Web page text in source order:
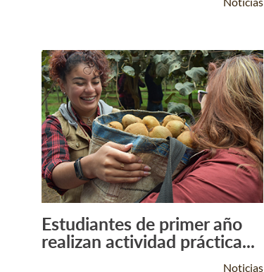
Leer Más +
Estudiantes de primer año
realizan actividad práctica...
Noticias